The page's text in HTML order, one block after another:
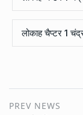
लोकाह चैप्टर 1
PREV NEWS